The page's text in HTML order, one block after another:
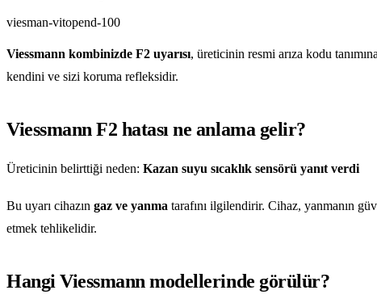
viesman-vitopend-100
Viessmann kombinizde F2 uyarısı, üreticinin resmi arıza kodu
kendini ve sizi koruma refleksidir.
Viessmann F2 hatası ne anlama gelir?
Üreticinin belirttiği neden: Kazan suyu sıcaklık sensörü yanıt verdi
Bu uyarı cihazın gaz ve yanma tarafını ilgilendirir. Cihaz, yanmanın
etmek tehlikelidir.
Hangi Viessmann modellerinde görülür?